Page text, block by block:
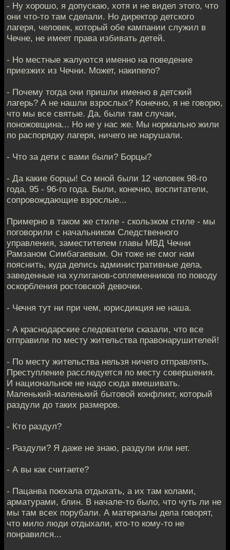
- Ну хорошо, я допускаю, хотя и не видел этого, что
они что-то там сделали. Но директор детского
лагеря, человек, который обе кампании служил в
Чечне, не имеет права избивать детей.
- Но местные жалуются именно на поведение
приезжих из Чечни. Может, накипело?
- Почему тогда они пришли именно в детский
лагерь? А не нашли взрослых? Конечно, я не говорю,
что мы все святые. Да, были там случаи,
поножовщина... Но не у нас же. Мы нормально жили
по распорядку лагеря, ничего не нарушали.
- Что за дети с вами были? Борцы?
- Да какие борцы! Со мной были 12 человек 98-го
года, 95 - 96-го года. Были, конечно, воспитатели,
сопровождающие взрослые...
Примерно в таком же стиле - скользком стиле - мы
поговорили с начальником Следственного
управления, заместителем главы МВД Чечни
Рамзаном Симбагаевым. Он тоже не смог нам
пояснить, куда делись административные дела,
заведенные на хулиганов-соплеменников по поводу
оскорбления ростовской девочки.
- Чечня тут ни при чем, юрисдикция не наша.
- А краснодарские следователи сказали, что все
отправили по месту жительства правонарушителей!
- По месту жительства нельзя ничего отправлять.
Преступление расследуется по месту совершения.
И национальное не надо сюда вмешивать.
Маленький-маленький бытовой конфликт, который
раздули до таких размеров.
- Кто раздул?
- Раздули? Я даже не знаю, раздули или нет.
- А вы как считаете?
- Пацанва поехала отдыхать, а их там колами,
арматурами, блин. В начале-то было, что чуть ли не
мы там всех порубали. А материалы дела говорят,
что мило люди отдыхали, кто-то кому-то не
понравился...